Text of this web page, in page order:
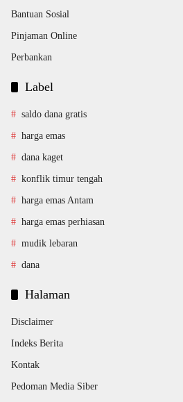
Bantuan Sosial
Pinjaman Online
Perbankan
Label
saldo dana gratis
harga emas
dana kaget
konflik timur tengah
harga emas Antam
harga emas perhiasan
mudik lebaran
dana
Halaman
Disclaimer
Indeks Berita
Kontak
Pedoman Media Siber